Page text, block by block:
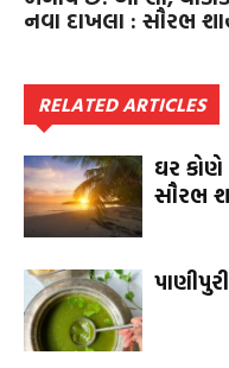
નવા દાખલા : સૌરભ
RELATED ARTICLES
ઘર
સૌરભ